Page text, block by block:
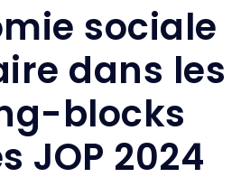
sociale
dans les
blocks
JOP 2024